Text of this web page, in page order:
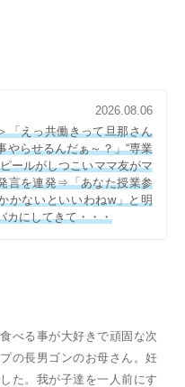
2026.08.06
「えっ共働きって旦那さん
やらせるんだぁ～？」“専業
ールがしつこいママ友がマ
言を連発⇒「あなた授業参
かないといいわねw」と明
カにしてきて・・・
べる事が大好きで頑固な次
の長男ゴンのお母さん。妊
た。我が子達を一人前にす